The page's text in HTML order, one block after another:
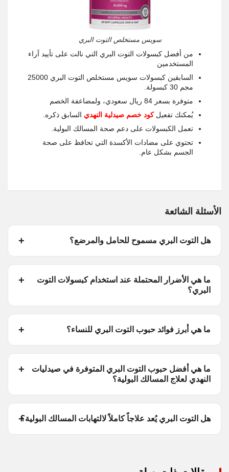
سويس مستخلص التوت البري
من أفضل كبسولات التوت البري التي نالت على تأييد آراء
المستخدمين
السابقين كبسولات سويس مستخلص التوت البري 25000
مجم 30 كبسولة.
متوفرة بسعر 84 ريال سعودي، ولمضاعفة الخصم
يُمكنك تفعيلكود خصم صيدلية النهدي السابق ذكره.
تعمل الكبسولات على دعم صحة المسالك البولية.
تحتوي على مضادات الأكسدة التي تحافظ على صحة
الجسم بشكل عام.
الأسئلة الشائعة
هل التوت البري مسموح للحامل والمرضع؟
ما هي الأضرار المحتملة عند استخدام كبسولات التوت
البري؟
ما هي أبرز فوائد حبوب التوت البري للنساء؟
ما هي أفضل حبوب التوت البري المتوفرة في صيدليات
النهدي لعلاج المسالك البولية؟
هل التوت البري يُعد علاجاً كاملاً لالتهابات المسالك البولية؟